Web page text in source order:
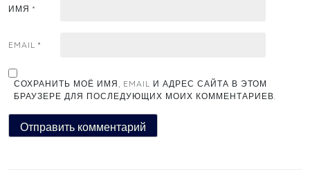
ИМЯ *
EMAIL *
СОХРАНИТЬ МОЁ ИМЯ, EMAIL И АДРЕС САЙТА В ЭТОМ
БРАУЗЕРЕ ДЛЯ ПОСЛЕДУЮЩИХ МОИХ КОММЕНТАРИЕВ.